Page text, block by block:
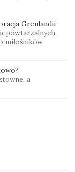
Grenlandii
miłośników
a